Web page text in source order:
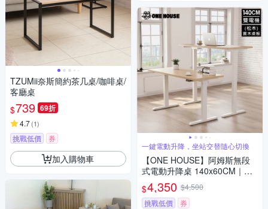
TZUMii奈斯簡約茶几桌/咖啡桌/
客廳桌
$739 69折
4.7(1)
挑戰低價 券
加入購物車
一鍵電動升降，坐站交替隨心切換
【ONE HOUSE】阿姆斯無段
式電動升降桌 140x60CM｜正
裝雙機馬達 靜音操控 高承重
(書桌/辦公桌/工作桌)
$4,350 $4,500
挑戰低價
券